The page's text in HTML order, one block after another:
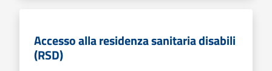
Accesso alla residenza sanitaria disabili
(RSD)